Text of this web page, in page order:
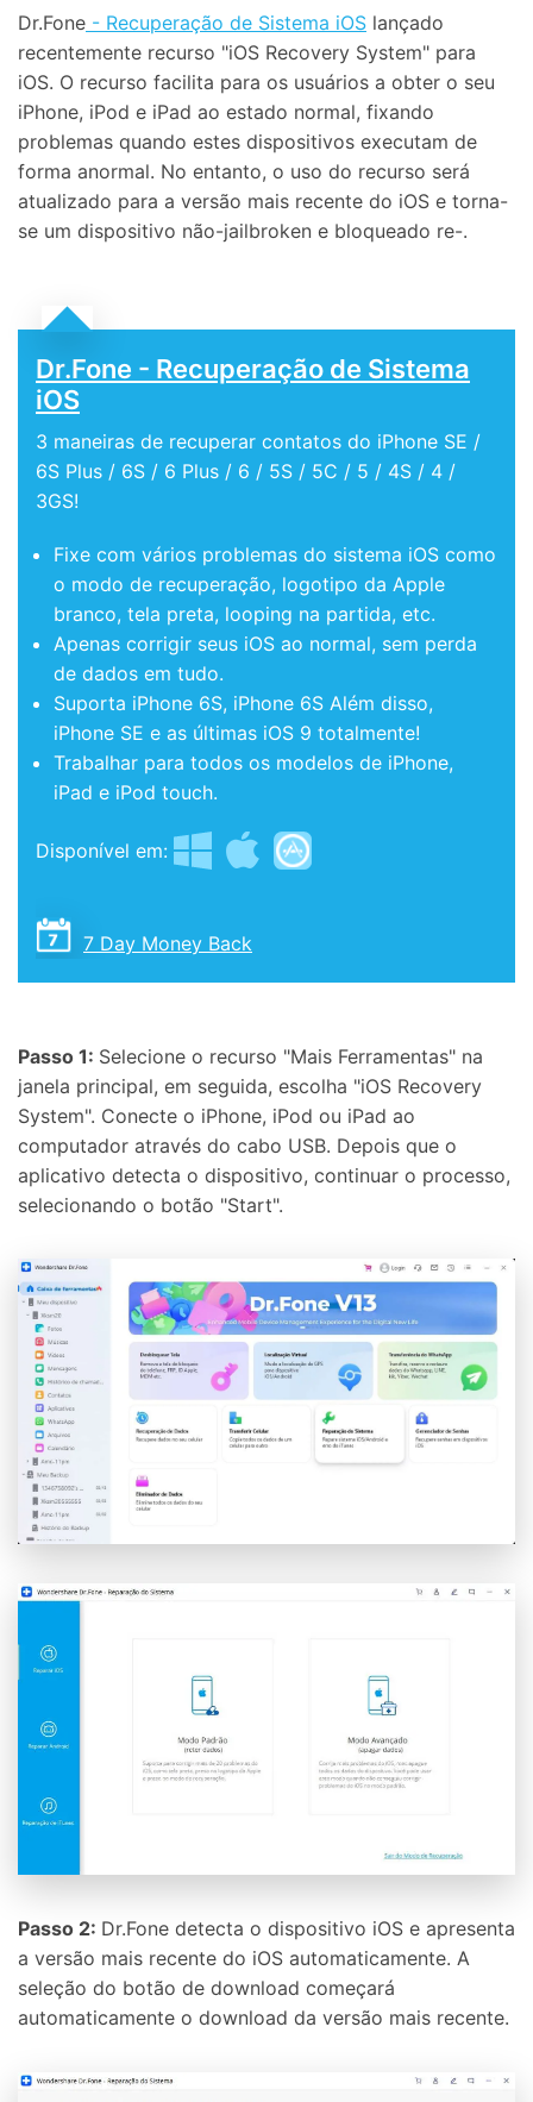
Dr.Fone - Recuperação de Sistema iOS lançado
recentemente recurso "iOS Recovery System" para
iOS. O recurso facilita para os usuários a obter o seu
iPhone, iPod e iPad ao estado normal, fixando
problemas quando estes dispositivos executam de
forma anormal. No entanto, o uso do recurso será
atualizado para a versão mais recente do iOS e torna-
se um dispositivo não-jailbroken e bloqueado re-.
Dr.Fone - Recuperação de Sistema
iOS
3 maneiras de recuperar contatos do iPhone SE /
6S Plus / 6S / 6 Plus / 6 / 5S / 5C / 5 / 4S / 4 /
3GS!
Fixe com vários problemas do sistema iOS como
o modo de recuperação, logotipo da Apple
branco, tela preta, looping na partida, etc.
Apenas corrigir seus iOS ao normal, sem perda
de dados em tudo.
Suporta iPhone 6S, iPhone 6S Além disso,
iPhone SE e as últimas iOS 9 totalmente!
Trabalhar para todos os modelos de iPhone,
iPad e iPod touch.
Disponível em:
7 Day Money Back
Passo 1: Selecione o recurso "Mais Ferramentas" na
janela principal, em seguida, escolha "iOS Recovery
System". Conecte o iPhone, iPod ou iPad ao
computador através do cabo USB. Depois que o
aplicativo detecta o dispositivo, continuar o processo,
selecionando o botão "Start".
Passo 2: Dr.Fone detecta o dispositivo iOS e apresenta
a versão mais recente do iOS automaticamente. A
seleção do botão de download começará
automaticamente o download da versão mais recente.